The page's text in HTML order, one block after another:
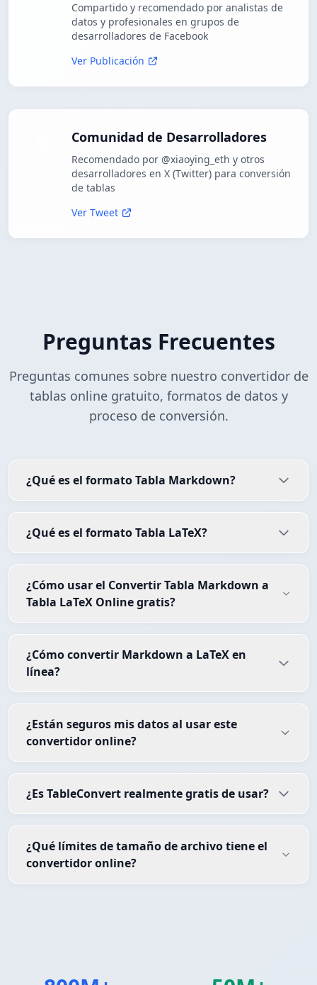
Compartido y recomendado por analistas de
datos y profesionales en grupos de
desarrolladores de Facebook
Ver Publicación
Comunidad de Desarrolladores
Recomendado por @xiaoying_eth y otros
desarrolladores en X (Twitter) para conversión
de tablas
Ver Tweet
Preguntas Frecuentes
Preguntas comunes sobre nuestro convertidor de
tablas online gratuito, formatos de datos y
proceso de conversión.
¿Qué es el formato Tabla Markdown?
¿Qué es el formato Tabla LaTeX?
¿Cómo usar el Convertir Tabla Markdown a
Tabla LaTeX Online gratis?
¿Cómo convertir Markdown a LaTeX en
línea?
¿Están seguros mis datos al usar este
convertidor online?
¿Es TableConvert realmente gratis de usar?
¿Qué límites de tamaño de archivo tiene el
convertidor online?